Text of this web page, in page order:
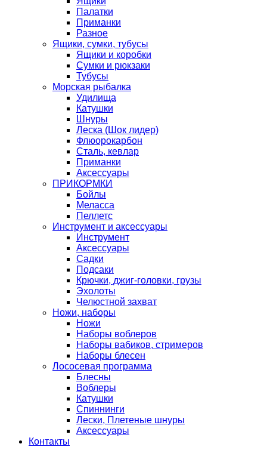
Палатки
Приманки
Разное
Ящики, сумки, тубусы
Ящики и коробки
Сумки и рюкзаки
Тубусы
Морская рыбалка
Удилища
Катушки
Шнуры
Леска (Шок лидер)
Флюорокарбон
Сталь, кевлар
Приманки
Аксессуары
ПРИКОРМКИ
Бойлы
Меласса
Пеллетс
Инструмент и аксессуары
Инструмент
Аксессуары
Садки
Подсаки
Крючки, джиг-головки, грузы
Эхолоты
Челюстной захват
Ножи, наборы
Ножи
Наборы воблеров
Наборы вабиков, стримеров
Наборы блесен
Лососевая программа
Блесны
Воблеры
Катушки
Спиннинги
Лески, Плетеные шнуры
Аксессуары
Контакты